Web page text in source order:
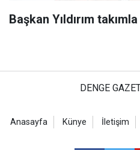
Başkan Yıldırım
DENGE
Anasayfa Künye İletişim